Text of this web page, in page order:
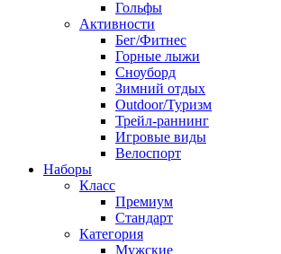
Гольфы
Активности
Бег/Фитнес
Горные лыжи
Сноуборд
Зимний отдых
Outdoor/Туризм
Трейл-раннинг
Игровые виды
Велоспорт
Наборы
Класс
Премиум
Стандарт
Категория
Мужские